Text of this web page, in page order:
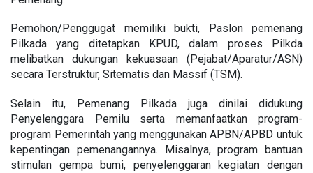
Pemohon/Penggugat memiliki bukti, Paslon pemenang
Pilkada yang ditetapkan KPUD, dalam proses Pilkda
melibatkan dukungan kekuasaan (Pejabat/Aparatur/ASN)
secara Terstruktur, Sitematis dan Massif (TSM).
Selain itu, Pemenang Pilkada juga dinilai didukung
Penyelenggara Pemilu serta memanfaatkan program-
program Pemerintah yang menggunakan APBN/APBD untuk
kepentingan pemenangannya. Misalnya, program bantuan
stimulan gempa bumi, penyelenggaran kegiatan dengan